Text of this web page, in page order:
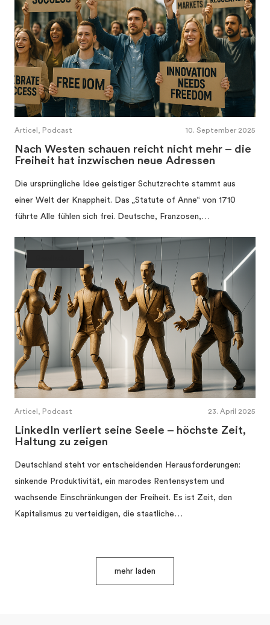
Articel, Podcast 10. September 2025
Nach Westen schauen reicht nicht mehr – die
Freiheit hat inzwischen neue Adressen
Die ursprüngliche Idee geistiger Schutzrechte stammt aus
einer Welt der Knappheit. Das „Statute of Anne“ von 1710
führte Alle fühlen sich frei. Deutsche, Franzosen,…
Articel, Podcast 23. April 2025
LinkedIn verliert seine Seele – höchste Zeit,
Haltung zu zeigen
Deutschland steht vor entscheidenden Herausforderungen:
sinkende Produktivität, ein marodes Rentensystem und
wachsende Einschränkungen der Freiheit. Es ist Zeit, den
Kapitalismus zu verteidigen, die staatliche…
mehr laden